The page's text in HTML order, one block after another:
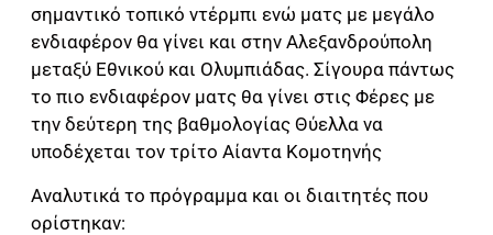
σημαντικό τοπικό ντέρμπι ενώ ματς με μεγάλο
ενδιαφέρον θα γίνει και στην Αλεξανδρούπολη
μεταξύ Εθνικού και Ολυμπιάδας. Σίγουρα πάντως
το πιο ενδιαφέρον ματς θα γίνει στις Φέρες με
την δεύτερη της βαθμολογίας Θύελλα να
υποδέχεται τον τρίτο Αίαντα Κομοτηνής
Αναλυτικά το πρόγραμμα και οι διαιτητές που
ορίστηκαν: